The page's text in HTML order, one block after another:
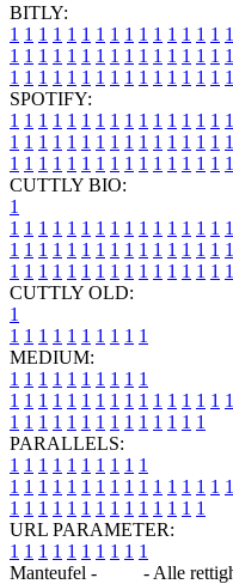
BITLY:
1 1 1 1 1 1 1 1 1 1 1 1 1 1 1 1
1 1 1 1 1 1 1 1 1 1 1 1 1 1 1 1
1 1 1 1 1 1 1 1 1 1 1 1 1 1 1 1
SPOTIFY:
1 1 1 1 1 1 1 1 1 1 1 1 1 1 1 1
1 1 1 1 1 1 1 1 1 1 1 1 1 1 1 1
1 1 1 1 1 1 1 1 1 1 1 1 1 1 1 1
CUTTLY BIO:
1
1 1 1 1 1 1 1 1 1 1 1 1 1 1 1 1
1 1 1 1 1 1 1 1 1 1 1 1 1 1 1 1
1 1 1 1 1 1 1 1 1 1 1 1 1 1 1 1
CUTTLY OLD:
1
1 1 1 1 1 1 1 1 1 1
MEDIUM:
1 1 1 1 1 1 1 1 1 1
1 1 1 1 1 1 1 1 1 1 1 1 1 1 1 1
1 1 1 1 1 1 1 1 1 1 1 1 1 1
PARALLELS:
1 1 1 1 1 1 1 1 1 1
1 1 1 1 1 1 1 1 1 1 1 1 1 1 1 1
1 1 1 1 1 1 1 1 1 1 1 1 1 1
URL PARAMETER:
1 1 1 1 1 1 1 1 1 1
Manteufel -
- Alle